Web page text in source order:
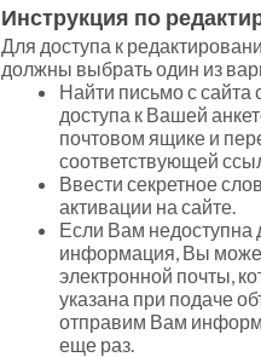
Инструкция по
Для доступа к
должны выбрать один из
Найти письмо с сайта
доступа к Вашей
почтовом ящике и
соответствующей
Ввести секретное
активации на сайте.
Если Вам недоступна
информация, Вы
электронной почты,
указана при подаче
отправим Вам
еще раз.